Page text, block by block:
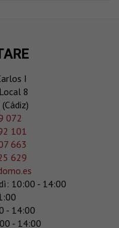
I
8
072
101
663
629
10:00 - 14:00
- 14:00
- 14:00